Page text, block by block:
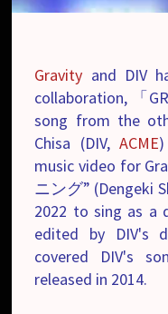
Gravity and DIV
collaboration, 「
song from the
Chisa (DIV, ACME
music video for
ニング” (Dengeki
2022 to sing as a
edited by DIV's
covered DIV's
released in 2014.